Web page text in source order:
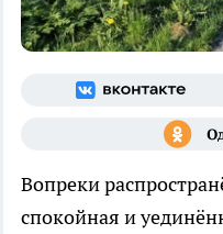
Вопреки
спокойная и